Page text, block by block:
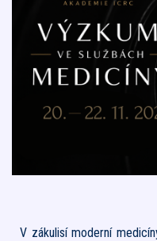
V zákulisí moderní